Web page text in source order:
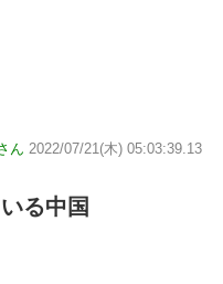
ん 2022/07/21(木) 05:03:39.13
る中国